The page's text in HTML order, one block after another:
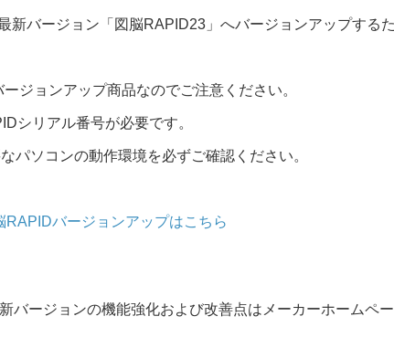
新バージョン「図脳RAPID23」へバージョンアップする
ジョンアップ商品なのでご注意ください。
シリアル番号が必要です。
パソコンの動作環境を必ずご確認ください。
バージョンアップはこちら
バージョンの機能強化および改善点はメーカーホームペ